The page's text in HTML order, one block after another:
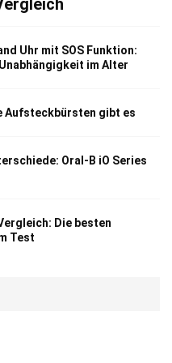
Uhr mit SOS Funktion:
im Alter
Aufsteckbürsten gibt es
Oral-B iO Series
Die besten
Test